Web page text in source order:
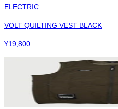
ELECTRIC
VOLT QUILTING VEST BLACK
¥19,800